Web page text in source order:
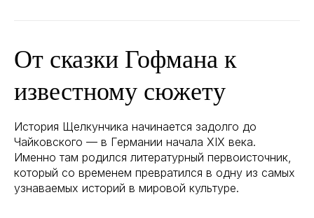
От сказки Гофмана к
известному сюжету
История Щелкунчика начинается задолго до
Чайковского — в Германии начала XIX века.
Именно там родился литературный первоисточник,
который со временем превратился в одну из самых
узнаваемых историй в мировой культуре.